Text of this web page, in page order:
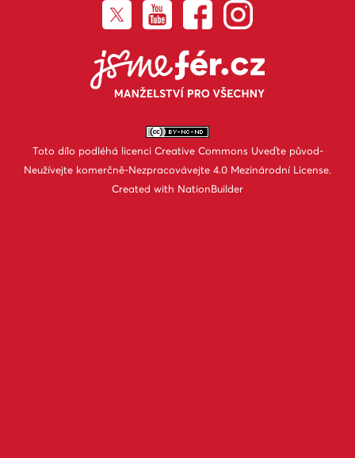
Toto dílo podléhá licenci Creative Commons Uveďte původ-
Neužívejte komerčně-Nezpracovávejte 4.0 Mezinárodní License.
Created with NationBuilder